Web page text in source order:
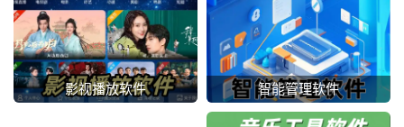
影视播放软件 智能管理软件